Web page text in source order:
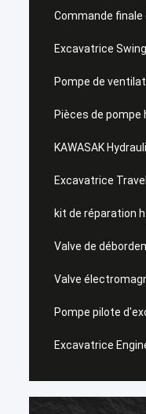
Commande
Excavatrice
Pompe de
Pièces de pompe
KAWASAK
Excavatrice
kit de réparation
Valve de
Valve
Pompe pilote
Excavatrice